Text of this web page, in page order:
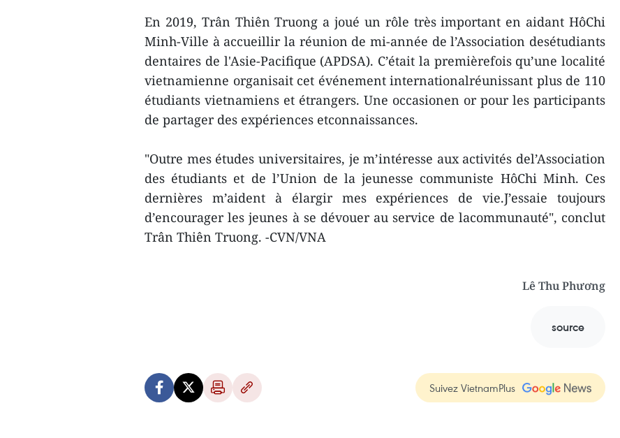
En 2019, Trân Thiên Truong a joué un rôle très important en aidant HôChi
Minh-Ville à accueillir la réunion de mi-année de l’Association desétudiants
dentaires de l'Asie-Pacifique (APDSA). C’était la premièrefois qu’une localité
vietnamienne organisait cet événement internationalréunissant plus de 110
étudiants vietnamiens et étrangers. Une occasionen or pour les participants
de partager des expériences etconnaissances.
"Outre mes études universitaires, je m’intéresse aux activités del’Association
des étudiants et de l’Union de la jeunesse communiste HôChi Minh. Ces
dernières m’aident à élargir mes expériences de vie.J’essaie toujours
d’encourager les jeunes à se dévouer au service de lacommunauté", conclut
Trân Thiên Truong. -CVN/VNA
Lê Thu Phương
source
Suivez VietnamPlus